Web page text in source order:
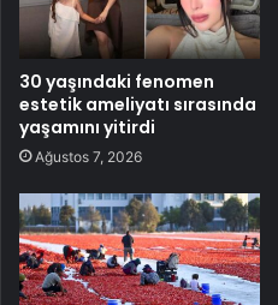
30 yaşındaki fenomen
estetik ameliyatı sırasında
yaşamını yitirdi
Ağustos 7, 2026